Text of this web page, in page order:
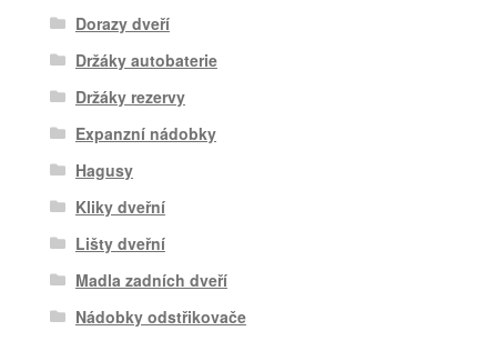
Dorazy dveří
Držáky autobaterie
Držáky rezervy
Expanzní nádobky
Hagusy
Kliky dveřní
Lišty dveřní
Madla zadních dveří
Nádobky odstřikovače